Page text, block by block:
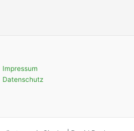
Impressum
Datenschutz